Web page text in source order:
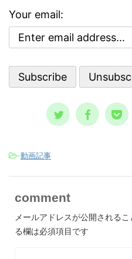
気分
な自
今回
自
自分
クが高まる３つの
ういう時に自殺に
神状態を詳しく知
なりません。 一
ノウハウ ...
Your email:
-動画記事
comment
メールアドレスが公開されるこ
る欄は必須項目です